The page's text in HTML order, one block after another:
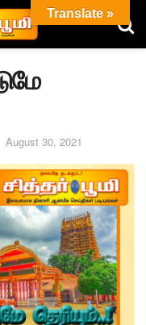
August 30, 2021
Translate »